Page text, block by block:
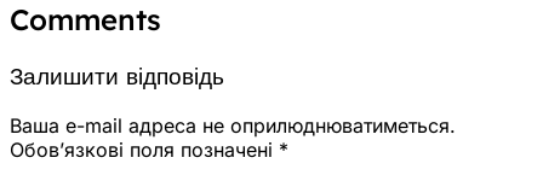
Comments
Залишити відповідь
Ваша e-mail адреса не оприлюднюватиметься.
Обов’язкові поля позначені *